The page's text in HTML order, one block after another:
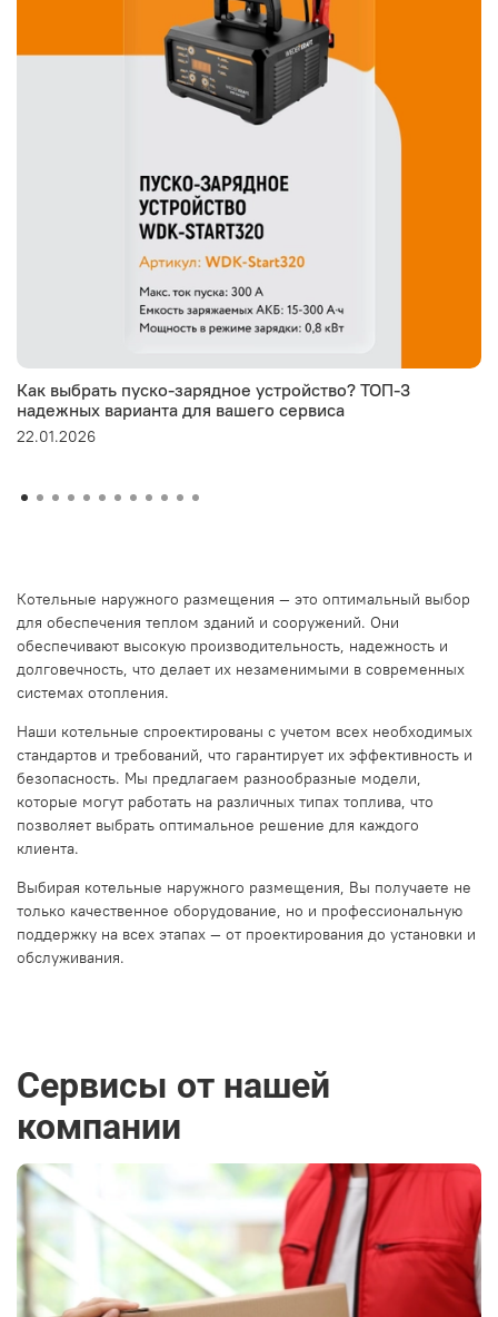
Как выбрать пуско-зарядное устройство? ТОП-3
надежных варианта для вашего сервиса
22.01.2026
Котельные наружного размещения — это оптимальный выбор
для обеспечения теплом зданий и сооружений. Они
обеспечивают высокую производительность, надежность и
долговечность, что делает их незаменимыми в современных
системах отопления.
Наши котельные спроектированы с учетом всех необходимых
стандартов и требований, что гарантирует их эффективность и
безопасность. Мы предлагаем разнообразные модели,
которые могут работать на различных типах топлива, что
позволяет выбрать оптимальное решение для каждого
клиента.
Выбирая котельные наружного размещения, Вы получаете не
только качественное оборудование, но и профессиональную
поддержку на всех этапах — от проектирования до установки и
обслуживания.
Сервисы от нашей
компании